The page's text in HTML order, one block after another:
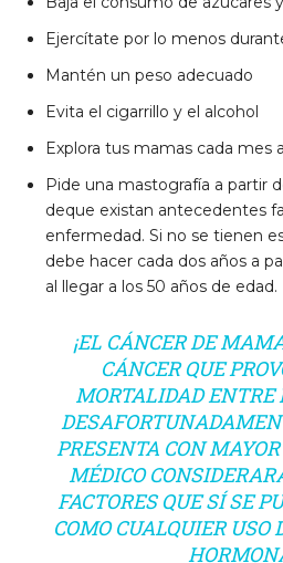
Ejercítate por lo menos
Mantén un peso adecuado
Evita el cigarrillo y el alcohol
Explora tus mamas cada mes
Pide una mastografía a partir
deque existan antecedentes
enfermedad. Si no se tienen
debe hacer cada dos años a
al llegar a los 50 años de edad.
¡EL CÁNCER DE
CÁNCER QUE
MORTALIDAD ENTRE
PRESENTA CON
MÉDICO
FACTORES QUE SÍ SE
COMO CUALQUIER USO